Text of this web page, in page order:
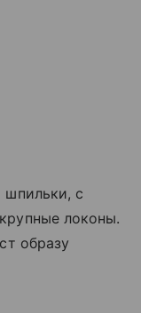
шпильки, с
локоны.
образу